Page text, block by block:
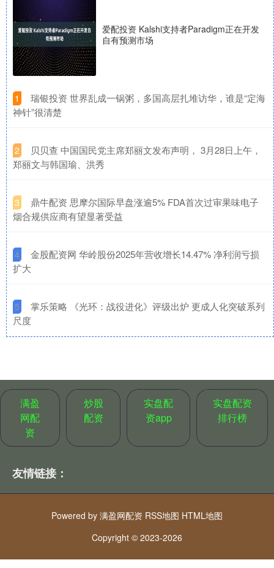
爱配投资 Kalshi支持者Paradigm正在开发
自有预测市场
1
​瑞银投资 世界乱成一锅粥，多国高层扎堆访华，谁是“定海
神针”很清楚
2
​贝贝查 中国国民党主席郑丽文发布声明， 3月28日上午，
郑丽文与韩国瑜、洪秀
3
​鼎牛配资 思摩尔国际早盘涨逾5% FDA首次过审果味电子
烟合规供应商有望显著受益
4
​金股配资网 华岭股份2025年营收增长14.47% 净利润亏损
扩大
5
​掌乐策略 《光环：战役进化》评级出炉 更成人化突破系列
尺度
满盈
网配
资
炒股
配资
实盘配
资app
实盘配资
排行榜
友情链接：
Powered by 满盈网配资 RSS地图 HTML地图
Copyright © 2023-2026